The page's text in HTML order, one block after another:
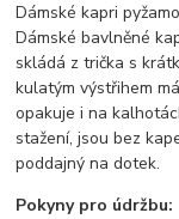
Dámské kapri
Dámské bavlněné
skládá z trička s
kulatým výstřihem
opakuje i na
stažení, jsou bez
poddajný na dotek.
Pokyny pro údržbu: